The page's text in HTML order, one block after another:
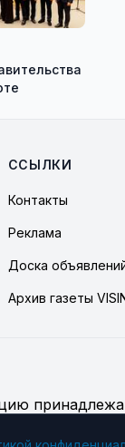
ССЫЛКИ
Контакты
Реклама
Доска
Архив газеты